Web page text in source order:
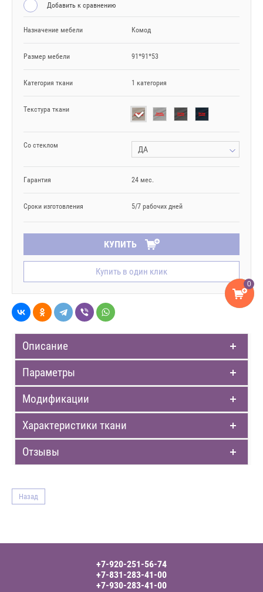
0
Добавить к сравнению
Назначение мебели Комод
Размер мебели 91*91*53
Категория ткани 1 категория
Текстура ткани
Со стеклом ДА
Гарантия 24 мес.
Сроки изготовления 5/7 рабочих дней
КУПИТЬ
Купить в один клик
Описание
Параметры
Модификации
Характеристики ткани
Отзывы
Назад
+7-920-251-56-74
+7-831-283-41-00
+7-930-283-41-00